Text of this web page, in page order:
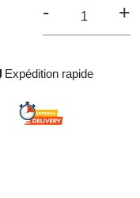
- +
Expédition rapide